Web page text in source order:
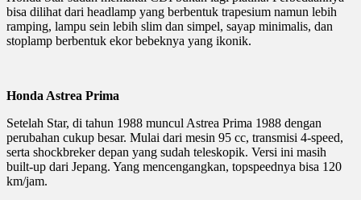
bisa dilihat dari headlamp yang berbentuk trapesium namun lebih
ramping, lampu sein lebih slim dan simpel, sayap minimalis, dan
stoplamp berbentuk ekor bebeknya yang ikonik.
Honda Astrea Prima
Setelah Star, di tahun 1988 muncul Astrea Prima 1988 dengan
perubahan cukup besar. Mulai dari mesin 95 cc, transmisi 4-speed,
serta shockbreker depan yang sudah teleskopik. Versi ini masih
built-up dari Jepang. Yang mencengangkan, topspeednya bisa 120
km/jam.